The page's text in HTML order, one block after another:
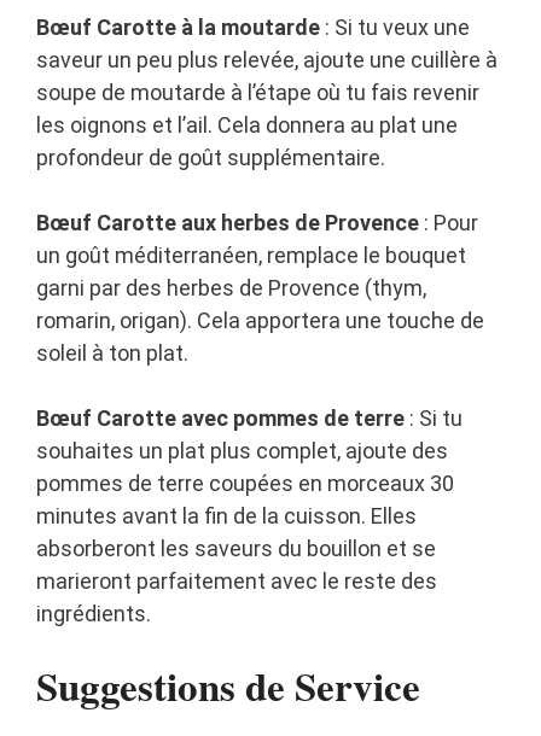
Bœuf Carotte à la moutarde : Si tu veux une
saveur un peu plus relevée, ajoute une cuillère à
soupe de moutarde à l’étape où tu fais revenir
les oignons et l’ail. Cela donnera au plat une
profondeur de goût supplémentaire.
Bœuf Carotte aux herbes de Provence : Pour
un goût méditerranéen, remplace le bouquet
garni par des herbes de Provence (thym,
romarin, origan). Cela apportera une touche de
soleil à ton plat.
Bœuf Carotte avec pommes de terre : Si tu
souhaites un plat plus complet, ajoute des
pommes de terre coupées en morceaux 30
minutes avant la fin de la cuisson. Elles
absorberont les saveurs du bouillon et se
marieront parfaitement avec le reste des
ingrédients.
Suggestions de Service